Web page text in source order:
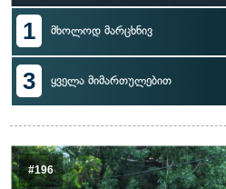
1 მხოლოდ მარცხნივ
3 ყველა მიმართულებით
#196